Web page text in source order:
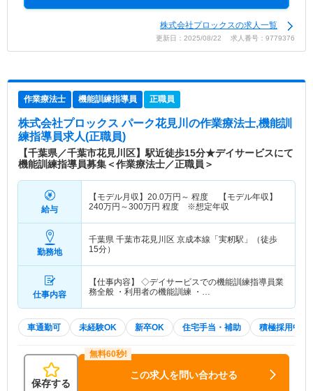
株式会社プロックスの求人一覧
更新日：2025/08/22 求人番号：9779376
作業療法士 機能訓練指導員 正職員
株式会社プロックス パーク花見川 の作業療法士,機能訓
練指導員求人(正職員)
【千葉県／千葉市花見川区】駅近徒歩15分★デイサービスにて
機能訓練指導員募集＜作業療法士／正職員＞
給与
【モデル月収】 20.0万円～ 程度 【モデル年収】
240万円～300万円 程度 ※想定年収
勤務地
千葉県 千葉市花見川区 京成本線「実籾駅」（徒歩
15分）
仕事内容
【仕事内容】 ◇デイサービスでの機能訓練指導員業
務全般 ・利用者の機能訓練 ・…
車通勤可 未経験OK 新卒OK 住宅手当・補助 積極採用中
保存する
この求人を問い合わせる